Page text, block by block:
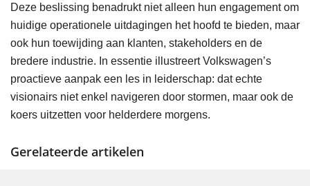
Deze beslissing benadrukt niet alleen hun engagement om
huidige operationele uitdagingen het hoofd te bieden, maar
ook hun toewijding aan klanten, stakeholders en de
bredere industrie. In essentie illustreert Volkswagen’s
proactieve aanpak een les in leiderschap: dat echte
visionairs niet enkel navigeren door stormen, maar ook de
koers uitzetten voor helderdere morgens.
Gerelateerde artikelen